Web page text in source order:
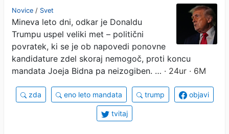
Novice / Svet
Mineva leto dni, odkar je Donaldu
Trumpu uspel veliki met – politični
povratek, ki se je ob napovedi ponovne
kandidature zdel skoraj nemogoč, proti koncu
mandata Joeja Bidna pa neizogiben. … · 24ur · 6M
zda eno leto mandata trump objavi
tvitaj